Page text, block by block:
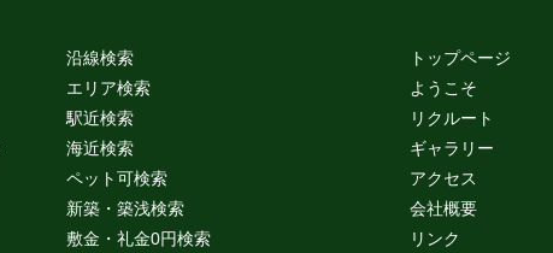
沿線検索
エリア検索
駅近検索
海近検索
ペット可検索
新築・築浅検索
敷金・礼金0円検索
トップページ
ようこそ
リクルート
ギャラリー
アクセス
会社概要
リンク